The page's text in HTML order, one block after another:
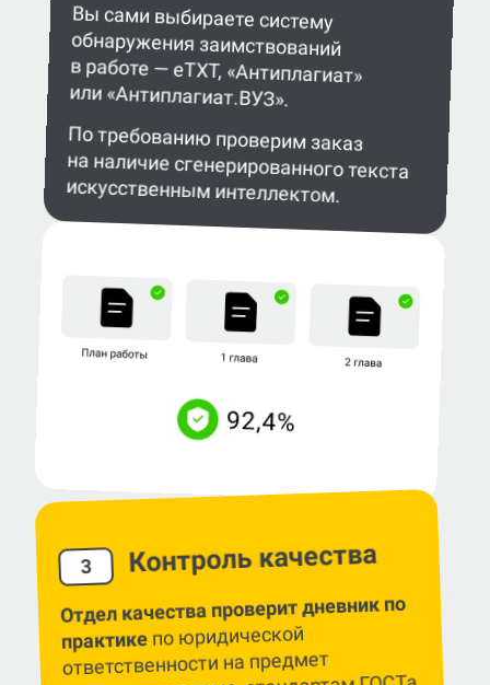
Вы сами выбираете систему
обнаружения заимствований
в работе — eTXT, «Антиплагиат»
или «Антиплагиат.ВУЗ».
По требованию проверим заказ
на наличие сгенерированного текста
искусственным интеллектом.
3 Контроль качества
Отдел качества проверит дневник по
практикепо юридической
ответственности на предмет